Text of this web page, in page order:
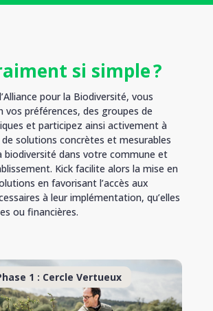
si simple ?
pour la Biodiversité, vous
vos préférences, des groupes de
et participez ainsi activement à
solutions concrètes et mesurables
biodiversité dans votre commune et
Kick facilite alors la mise en
en favorisant l’accès aux
à leur implémentation, qu’elles
ou financières.
1 : Cercle Vertueux